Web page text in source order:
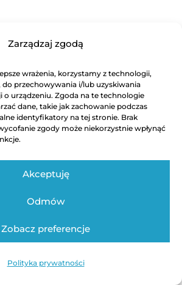
Zarządzaj zgodą
wrażenia, korzystamy z technologii,
do przechowywania i/lub uzyskiwania
urządzeniu. Zgoda na te technologie
dane, takie jak zachowanie podczas
identyfikatory na tej stronie. Brak
zgody może niekorzystnie wpłynąć
Akceptuję
Odmów
Zobacz preferencje
Polityka prywatności